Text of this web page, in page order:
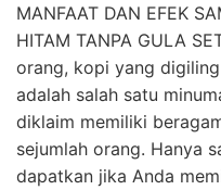
MANFAAT DAN EFEK
HITAM TANPA GULA
orang, kopi yang
adalah salah satu
diklaim memiliki
sejumlah orang. Hanya
dapatkan jika Anda